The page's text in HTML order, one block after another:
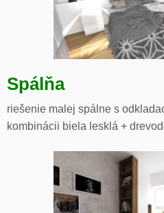
Spálňa
riešenie malej spálne s
kombinácii biela lesklá +